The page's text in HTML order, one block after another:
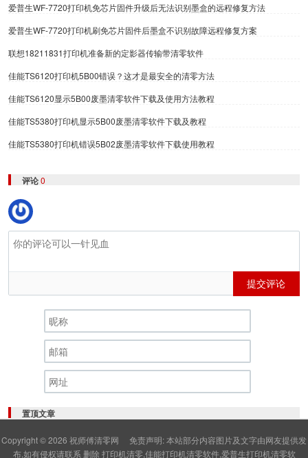
爱普生WF-7720打印机免芯片固件升级后无法识别墨盒的远程修复方法
爱普生WF-7720打印机刷免芯片固件后墨盒不识别故障远程修复方案
联想18211831打印机准备新的定影器传输带清零软件
佳能TS6120打印机5B00错误？这才是最安全的清零方法
佳能TS6120显示5B00废墨清零软件下载及使用方法教程
佳能TS5380打印机显示5B00废墨清零软件下载及教程
佳能TS5380打印机错误5B02废墨清零软件下载使用教程
评论0
提交评论
置顶文章
Copyright © 2026 祝师傅清零网 免责声明: 本站部分内容图片及文字由网友提供发
布,如有侵权请联系 删除 打印机清零,佳能打印机清零软件,爱普生打印机清零软